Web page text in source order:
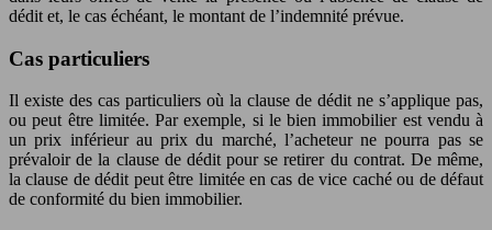
dédit et, le cas échéant, le montant de l’indemnité prévue.
Cas particuliers
Il existe des cas particuliers où la clause de dédit ne s’applique pas,
ou peut être limitée. Par exemple, si le bien immobilier est vendu à
un prix inférieur au prix du marché, l’acheteur ne pourra pas se
prévaloir de la clause de dédit pour se retirer du contrat. De même,
la clause de dédit peut être limitée en cas de vice caché ou de défaut
de conformité du bien immobilier.